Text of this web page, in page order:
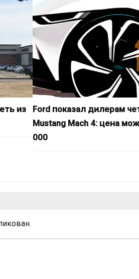
из
Ford показал дилерам
Mustang Mach 4: цена
000